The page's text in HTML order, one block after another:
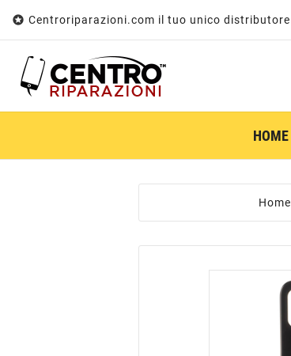
 Centroriparazioni.com il tuo unico distributore
HOME
Home